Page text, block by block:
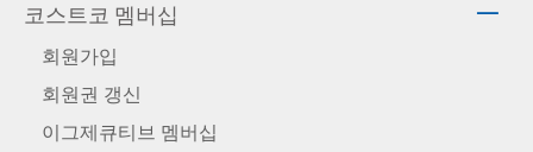
코스트코 멤버십
회원가입
회원권 갱신
이그제큐티브 멤버십